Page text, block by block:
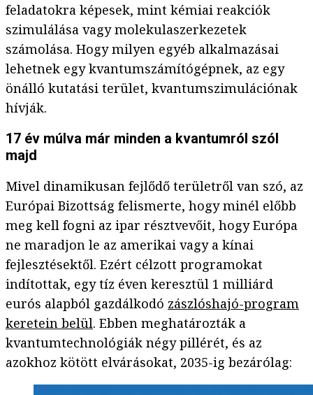
feladatokra képesek, mint kémiai reakciók
szimulálása vagy molekulaszerkezetek
számolása. Hogy milyen egyéb alkalmazásai
lehetnek egy kvantumszámítógépnek, az egy
önálló kutatási terület, kvantumszimulációnak
hívják.
17 év múlva már minden a kvantumról szól
majd
Mivel dinamikusan fejlődő területről van szó, az
Európai Bizottság felismerte, hogy minél előbb
meg kell fogni az ipar résztvevőit, hogy Európa
ne maradjon le az amerikai vagy a kínai
fejlesztésektől. Ezért célzott programokat
indítottak, egy tíz éven keresztül 1 milliárd
eurós alapból gazdálkodó zászlóshajó-program
keretein belül. Ebben meghatározták a
kvantumtechnológiák négy pillérét, és az
azokhoz kötött elvárásokat, 2035-ig bezárólag: